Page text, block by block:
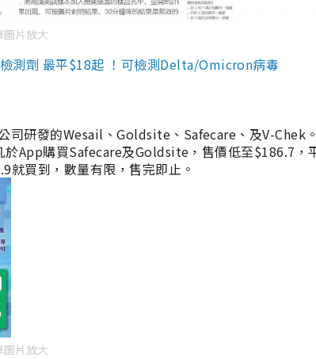
圖片放大
測劑 最平$18起 ！可檢測Delta/Omicron病毒
司研發的Wesail、Goldsite、Safecare、及V-Chek
App購買Safecare及Goldsite，售價低至$186.7，
就買到，數量有限，售完即止。
圖片放大